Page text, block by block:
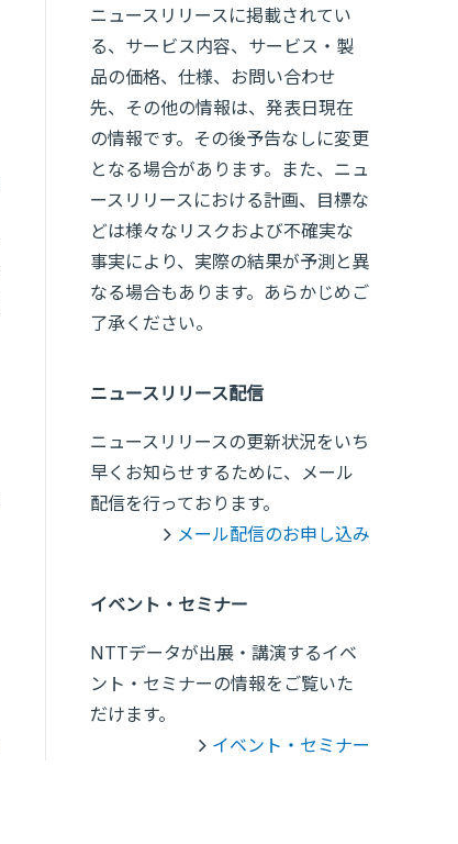
ニュースリリースに掲載されてい
る、サービス内容、サービス・製
品の価格、仕様、お問い合わせ
先、その他の情報は、発表日現在
の情報です。その後予告なしに変更
となる場合があります。また、ニュ
ースリリースにおける計画、目標な
どは様々なリスクおよび不確実な
事実により、実際の結果が予測と異
なる場合もあります。あらかじめご
了承ください。
ニュースリリース配信
ニュースリリースの更新状況をいち
早くお知らせするために、メール
配信を行っております。
メール配信のお申し込み
イベント・セミナー
NTTデータが出展・講演するイベ
ント・セミナーの情報をご覧いた
だけます。
イベント・セミナー